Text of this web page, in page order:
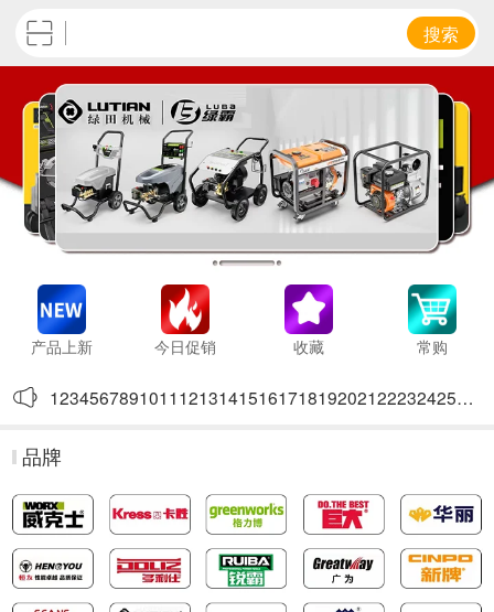
搜索
产品上新 今日促销 收藏 常购
12345678910111213141516171819202122232425262728293
品牌